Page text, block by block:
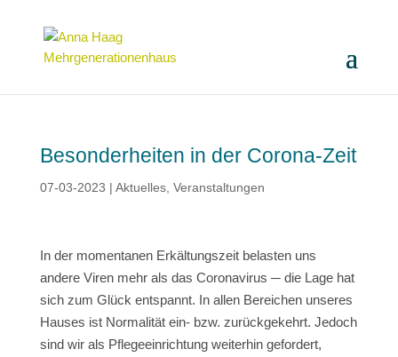
Besonderheiten in der Corona-Zeit
07-03-2023 | Aktuelles, Veranstaltungen
In der momentanen Erkältungszeit belasten uns
andere Viren mehr als das Coronavirus ─ die Lage hat
sich zum Glück entspannt. In allen Bereichen unseres
Hauses ist Normalität ein- bzw. zurückgekehrt. Jedoch
sind wir als Pflegeeinrichtung weiterhin gefordert,